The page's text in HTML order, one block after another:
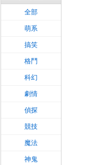
全部
萌系
搞笑
格鬥
科幻
劇情
偵探
競技
魔法
神鬼